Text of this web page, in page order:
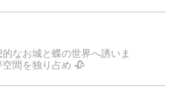
なお城と蝶の世界へ誘いま
間を独り占め 🥀